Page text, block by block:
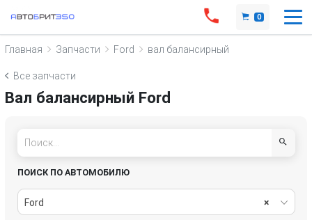
0
Главная Запчасти Ford вал балансирный
Все запчасти
Вал балансирный Ford
ПОИСК ПО АВТОМОБИЛЮ
×
Ford